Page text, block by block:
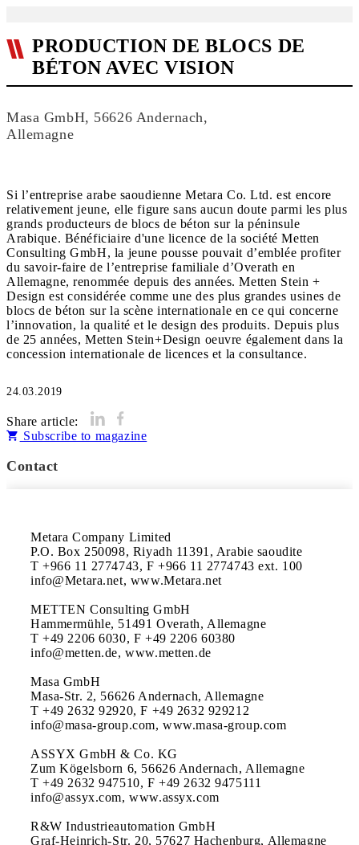
PRODUCTION DE BLOCS DE
BÉTON AVEC VISION
Masa GmbH, 56626 Andernach,
Allemagne
Si l’entreprise arabe saoudienne Metara Co. Ltd. est encore
relativement jeune, elle figure sans aucun doute parmi les plus
grands producteurs de blocs de béton sur la péninsule
Arabique. Bénéficiaire d'une licence de la société Metten
Consulting GmbH, la jeune pousse pouvait d’emblée profiter
du savoir-faire de l’entreprise familiale d’Overath en
Allemagne, renommée depuis des années. Metten Stein +
Design est considérée comme une des plus grandes usines de
blocs de béton sur la scène internationale en ce qui concerne
l’innovation, la qualité et le design des produits. Depuis plus
de 25 années, Metten Stein+Design oeuvre également dans la
concession internationale de licences et la consultance.
24.03.2019
Share article:
Subscribe to magazine
Contact
Metara Company Limited
P.O. Box 250098, Riyadh 11391, Arabie saoudite
T +966 11 2774743, F +966 11 2774743 ext. 100
info@Metara.net, www.Metara.net
METTEN Consulting GmbH
Hammermühle, 51491 Overath, Allemagne
T +49 2206 6030, F +49 2206 60380
info@metten.de, www.metten.de
Masa GmbH
Masa-Str. 2, 56626 Andernach, Allemagne
T +49 2632 92920, F +49 2632 929212
info@masa-group.com, www.masa-group.com
ASSYX GmbH & Co. KG
Zum Kögelsborn 6, 56626 Andernach, Allemagne
T +49 2632 947510, F +49 2632 9475111
info@assyx.com, www.assyx.com
R&W Industrieautomation GmbH
Graf-Heinrich-Str. 20, 57627 Hachenburg, Allemagne